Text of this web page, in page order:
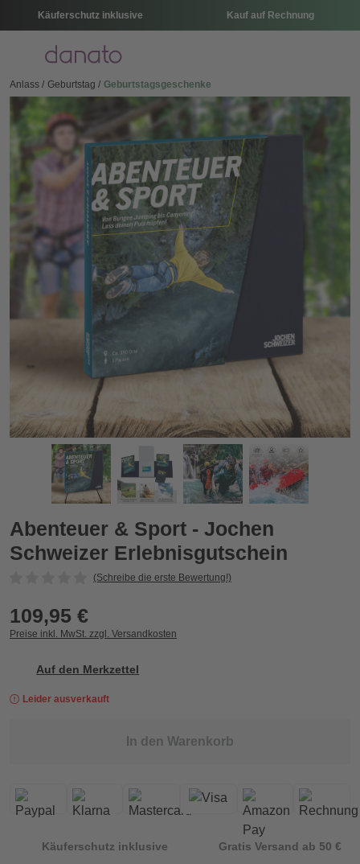
Käuferschutz inklusive Kauf auf Rechnung
Menü
Anlass Geburtstag Geburtstagsgeschenke
Abenteuer & Sport - Jochen Schweizer Erlebnisgutschein
Zurück
Abenteuer & Sport - Jochen
Schweizer Erlebnisgutschein
(Schreibe die erste Bewertung!)
109,95 €
Preise inkl. MwSt. zzgl. Versandkosten
Auf den Merkzettel
Leider ausverkauft
In den Warenkorb
Käuferschutz inklusive Gratis Versand ab 50 €